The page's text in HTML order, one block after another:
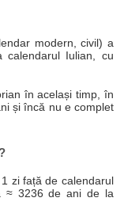
modern, civil) a
Iulian, cu
în același timp, în
și încă nu e complet
zi față de calendarul
≈ 3236 de ani de la